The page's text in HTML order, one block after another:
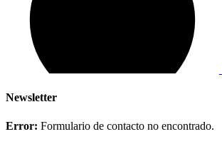
Newsletter
Error: Formulario de contacto no encontrado.